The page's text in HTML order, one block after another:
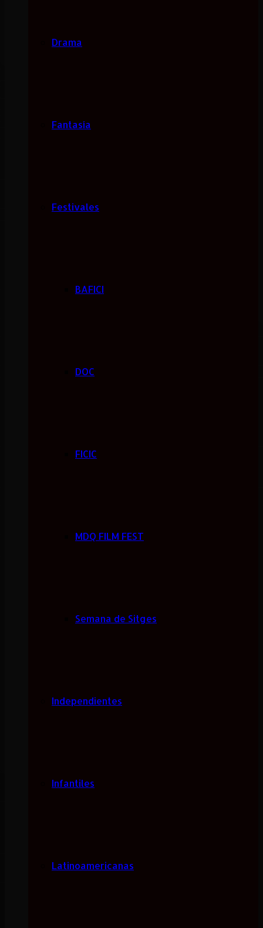
Drama
Fantasía
Festivales
BAFICI
DOC
FICIC
MDQ FILM FEST
Semana de Sitges
Independientes
Infantiles
Latinoamericanas